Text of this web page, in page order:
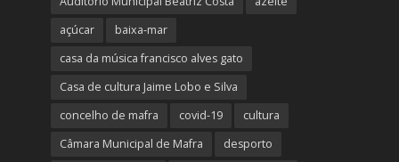
açúcar
baixa-mar
casa da música francisco alves gato
Casa de cultura Jaime Lobo e Silva
concelho de mafra
covid-19
cultura
Câmara Municipal de Mafra
desporto